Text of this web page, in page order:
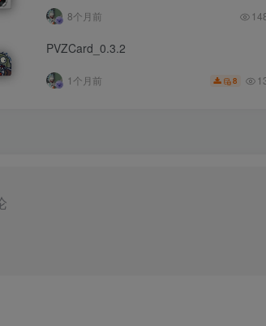
8个月前
PVZCard_0.3.2
1个月前 8